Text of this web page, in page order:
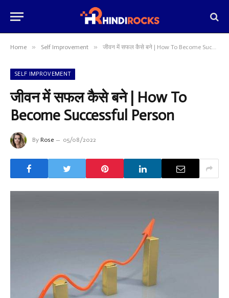
Home » Self Improvement » जीवन में सफल कैसे बने | How To Become Successful Person
SELF IMPROVEMENT
जीवन में सफल कैसे बने | How To
Become Successful Person
By Rose 05/08/2022